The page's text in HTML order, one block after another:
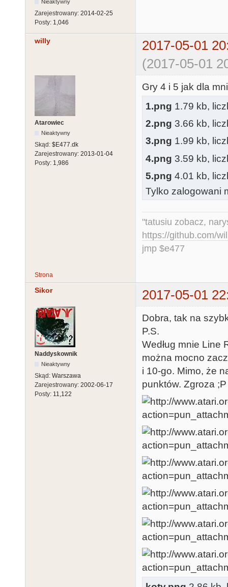
Nieaktywny
Zarejestrowany: 2014-02-25
Posty: 1,046
willy
2017-05-01
(2017-05-01
Atarowiec
Nieaktywny
Skąd: $E477.dk
Zarejestrowany: 2013-01-04
Posty: 1,986
Gry 4 i 5 jak dla
1.png 1.79 kb,
2.png 3.66 kb,
3.png 1.99 kb,
4.png 3.59 kb,
5.png 4.01 kb,
Tylko zalogowani
"tatusiu zobacz,
https://github.com/
jmp $e477
Strona
Sikor 2017-05-01
Naddyskownik
Nieaktywny
Skąd: Warszawa
Zarejestrowany: 2002-06-17
Posty: 11,122
Dobra, tak na
P.S.
Według mnie Line
można mocno
i 10-go. Mimo, że
punktów. Zgroza ;P